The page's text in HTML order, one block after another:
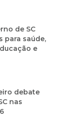
de SC
para saúde,
e
debate
nas